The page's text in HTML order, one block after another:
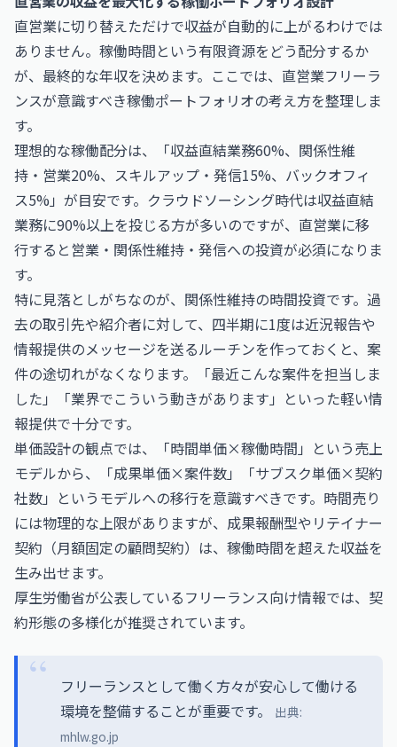
直営業に切り替えただけで収益が自動的に上がるわけでは
ありません。稼働時間という有限資源をどう配分するか
が、最終的な年収を決めます。ここでは、直営業フリーラ
ンスが意識すべき稼働ポートフォリオの考え方を整理しま
す。
理想的な稼働配分は、「収益直結業務60%、関係性維
持・営業20%、スキルアップ・発信15%、バックオフィ
ス5%」が目安です。クラウドソーシング時代は収益直結
業務に90%以上を投じる方が多いのですが、直営業に移
行すると営業・関係性維持・発信への投資が必須になりま
す。
特に見落としがちなのが、関係性維持の時間投資です。過
去の取引先や紹介者に対して、四半期に1度は近況報告や
情報提供のメッセージを送るルーチンを作っておくと、案
件の途切れがなくなります。「最近こんな案件を担当しま
した」「業界でこういう動きがあります」といった軽い情
報提供で十分です。
単価設計の観点では、「時間単価×稼働時間」という売上
モデルから、「成果単価×案件数」「サブスク単価×契約
社数」というモデルへの移行を意識すべきです。時間売り
には物理的な上限がありますが、成果報酬型やリテイナー
契約（月額固定の顧問契約）は、稼働時間を超えた収益を
生み出せます。
厚生労働省が公表しているフリーランス向け情報では、契
約形態の多様化が推奨されています。
フリーランスとして働く方々が安心して働ける
環境を整備することが重要です。
出典:
mhlw.go.jp